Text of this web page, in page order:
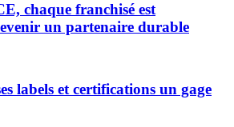
chaque franchisé est
un partenaire durable
labels et certifications un gage